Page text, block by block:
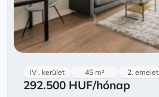
IV . kerület 45 m² 2. emelet
292.500 HUF/hónap